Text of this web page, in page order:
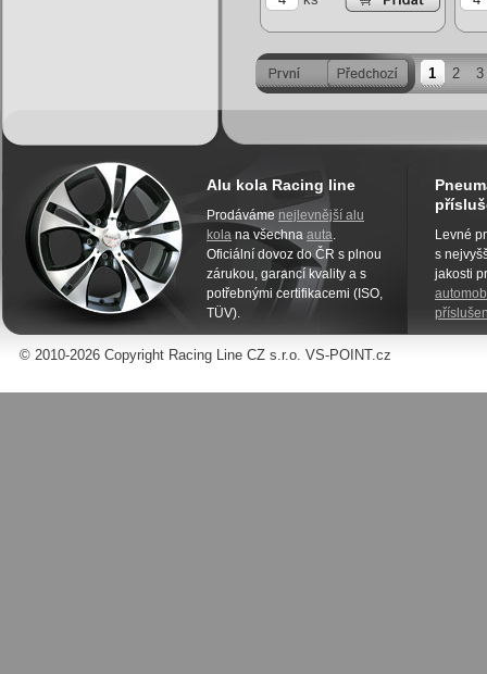
1 2 3
Alu kola Racing line
Prodáváme nejlevnější alu
kola na všechna auta.
Oficiální dovoz do ČR s plnou
zárukou, garancí kvality a s
potřebnými certifikacemi (ISO,
TÜV).
Levné
s
jakosti
© 2010-2026 Copyright Racing Line CZ s.r.o. VS-POINT.cz